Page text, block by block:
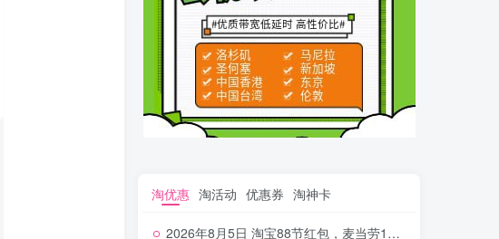
淘优惠 淘活动 优惠券 淘神卡
2026年8月5日 淘宝88节红包，麦当劳150万份柠檬水，三万份瑞幸免单，霸王9万份0.01券等